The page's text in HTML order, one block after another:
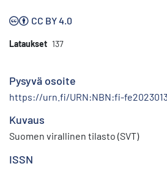
CC BY 4.0
Lataukset 137
Pysyvä osoite
https://urn.fi/URN:NBN:fi-
Kuvaus
Suomen virallinen tilasto (SVT)
ISSN